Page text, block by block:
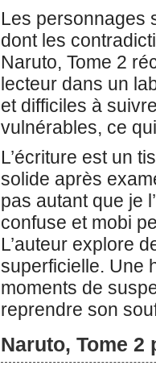
Les personnages
dont les
Naruto, Tome 2
lecteur dans un
et difficiles à
vulnérables, ce
L’écriture est un
solide après
pas autant que je
confuse et mobi
L’auteur explore
superficielle. Une
moments de
reprendre son
Naruto, Tome 2